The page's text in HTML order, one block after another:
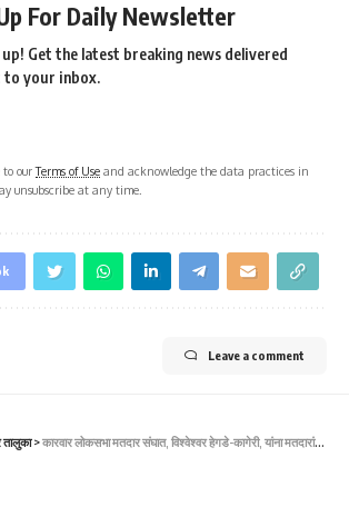
For Daily Newsletter
up! Get the latest breaking news delivered
your inbox.
to ourTerms of Use and acknowledge the data practices in
unsubscribe at any time.
Leave a comment
तालुका>कारवार लोकसभा मतदार संघात, विश्वेश्वर हेगडे-कागेरी, यांना मतदारांचा भरघोस पाठिंबा-ಕಾರವಾರ ಲೋಕಸಭಾ ಚುನಾವಣೆಯಲ್ಲಿ ವಿಶ್ವೇಶ್ವರ ಹೆಗಡೆ ಕಾಗೇರಿಗೆ ಮತದಾರರಿಂದ ಅಭೂತಪೂರ್ವ ಪ್ರತಿಕ್ರಿಯೆ ಹಾಗೂ ಬೆಂಬಲ ವ್ಯಕ್ತವಾಗಿದೆ.